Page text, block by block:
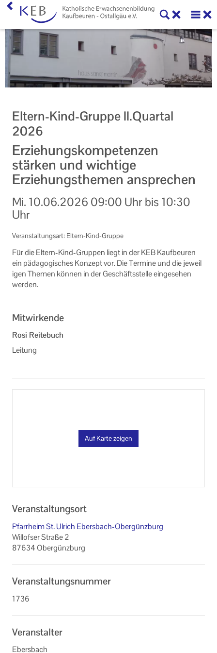
Eltern-Kind-Gruppe II.Quartal
2026
Erziehungskompetenzen
stärken und wichtige
Erziehungsthemen ansprechen
Mi. 10.06.2026 09:00 Uhr bis 10:30
Uhr
Veranstaltungsart: Eltern-Kind-Gruppe
Für die Eltern-​Kind-Gruppen liegt in der KEB Kauf­beu­ren
ein päd­ago­gi­sches Kon­zept vor. Die Ter­mi­ne und die je­wei­l
i­gen The­men kön­nen in der Ge­schäfts­stel­le ein­ge­se­hen
wer­den.
Mitwirkende
Rosi Reitebuch
Leitung
Auf Karte zeigen
Veranstaltungsort
Pfarrheim St. Ulrich Ebersbach-Obergünzburg
Willofser Straße 2
87634 Obergünzburg
Veranstaltungsnummer
1736
Veranstalter
Ebersbach
Home
KEB Kaufbeuren
Willkommen
Mitglieder der KEB Kaufbeuren - Ostallgäu
Referenten
Veranstaltungen
Online-Veranstaltungen
Eltern-Kind-Gruppen
Formulare
Links
Unser Auftrag
Ihr Kontakt zu uns
Datenschutzerklärung